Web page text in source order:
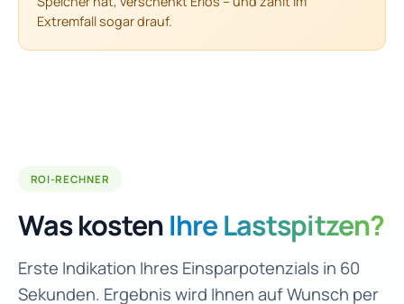
Extremfall sogar drauf.
ROI-RECHNER
Was kostenIhre Lastspitzen?
Erste Indikation Ihres Einsparpotenzials in 60
Sekunden. Ergebnis wird Ihnen auf Wunsch per